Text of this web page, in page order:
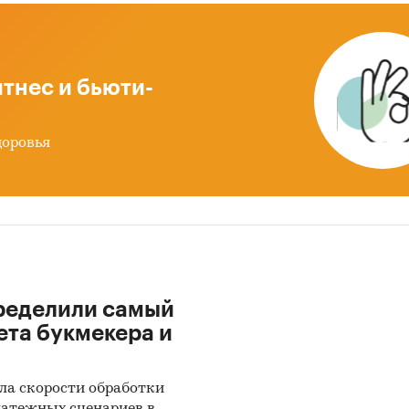
после января 2022 года могут быть недоступны
экономического союза: Белоруссии, Армении,
закупки сварочных электродов
отклонение итоговой стоимости
максимальной цены. Покупателям работы
могут быть скорректированы по запросу
и бьюти-
самый
букмекера и
скорости обработки